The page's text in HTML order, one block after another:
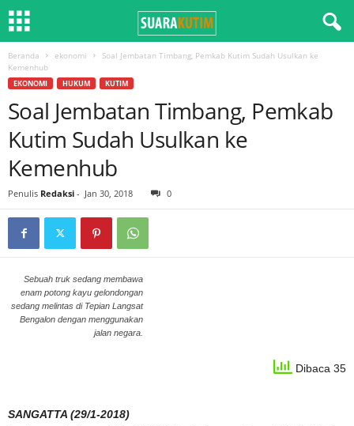
Beranda ekonomi
Soal Jembatan Timbang, Pemkab Kutim Sudah Usulkan ke
Kemenhub
EKONOMI HUKUM KUTIM
Soal Jembatan Timbang, Pemkab
Kutim Sudah Usulkan ke
Kemenhub
Penulis Redaksi - Jan 30, 2018 0
Sebuah truk sedang membawa
enam potong kayu gelondongan
sedang melintas di Tepian Langsat
Bengalon dengan menggunakan
jalan negara.
Dibaca 35
SANGATTA (29/1-2018)